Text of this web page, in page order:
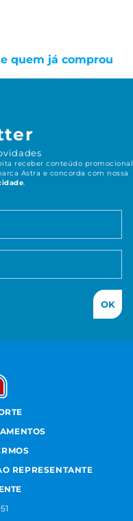
quem já comprou
receber conteúdo promocional
Astra e concorda com nossa
OK
REPRESENTANTE